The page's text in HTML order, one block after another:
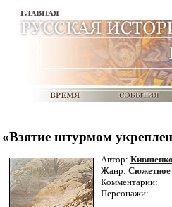
«Взятие штурмом
Автор:
Жанр: Сюжетное
Комментарии:
Персонажи: